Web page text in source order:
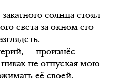
солнца стоял
света за окном его
— произнёс
не отпуская мою
её своей.